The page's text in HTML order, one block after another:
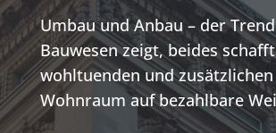
Umbau und Anbau – der
Bauwesen zeigt, beides schafft
wohltuenden und zusätzlichen
Wohnraum auf bezahlbare